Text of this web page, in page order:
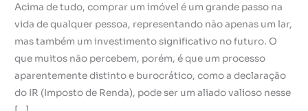
Acima de tudo, comprar um imóvel é um grande passo na
vida de qualquer pessoa, representando não apenas um lar,
mas também um investimento significativo no futuro. O
que muitos não percebem, porém, é que um processo
aparentemente distinto e burocrático, como a declaração
do IR (Imposto de Renda), pode ser um aliado valioso nesse